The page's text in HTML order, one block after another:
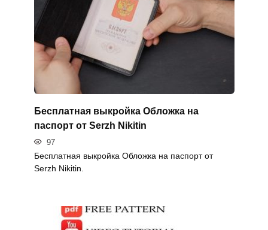
Бесплатная выкройка Обложка на
паспорт от Serzh Nikitin
97
Бесплатная выкройка Обложка на паспорт от
Serzh Nikitin.